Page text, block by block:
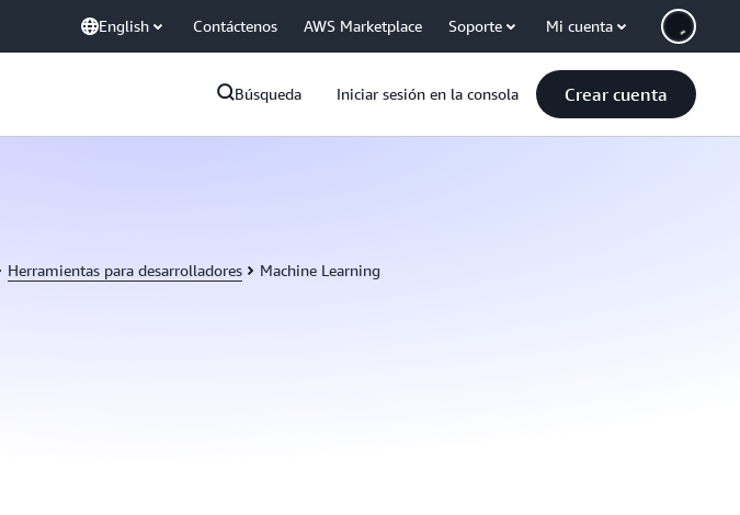
English Contáctenos AWS Marketplace Soporte Mi cuenta
Búsqueda Iniciar sesión en la consola Crear cuenta
Herramientas para desarrolladores Machine Learning